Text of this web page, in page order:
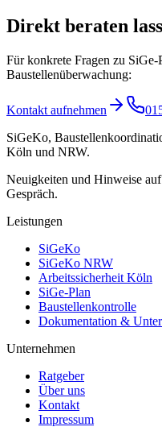
Direkt beraten
Für konkrete Fragen zu
Baustellenüberwachung:
Kontakt aufnehmen
SiGeKo,
Köln und NRW.
Neuigkeiten und Hinweise
Gespräch.
Leistungen
SiGeKo
SiGeKo NRW
Arbeitssicherheit Köln
SiGe-Plan
Baustellenkontrolle
Dokumentation &
Unternehmen
Ratgeber
Über uns
Kontakt
Impressum